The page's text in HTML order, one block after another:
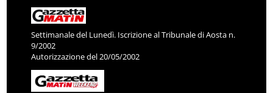
Settimanale del Lunedì. Iscrizione al Tribunale di Aosta n.
9/2002
Autorizzazione del 20/05/2002